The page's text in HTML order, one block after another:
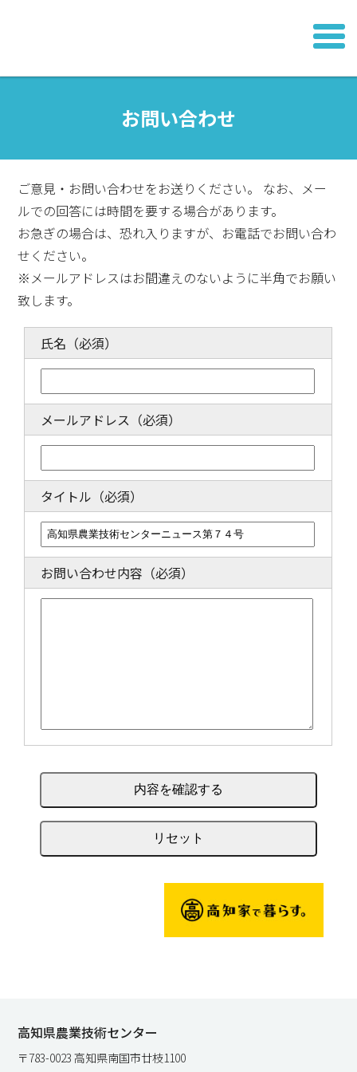
お問い合わせ
ご意見・お問い合わせをお送りください。 なお、メー
ルでの回答には時間を要する場合があります。
お急ぎの場合は、恐れ入りますが、お電話でお問い合わ
せください。
※メールアドレスはお間違えのないように半角でお願い
致します。
氏名 （必須）
メールアドレス （必須）
タイトル （必須）
お問い合わせ内容 （必須）
高知県農業技術センター
〒783-0023 高知県南国市廿枝1100